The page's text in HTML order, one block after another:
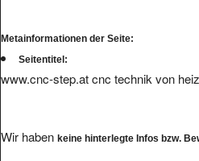
Metainformationen der Seite:
Seitentitel:
www.cnc-step.at cnc technik von
Wir haben keine hinterlegte Infos bzw.